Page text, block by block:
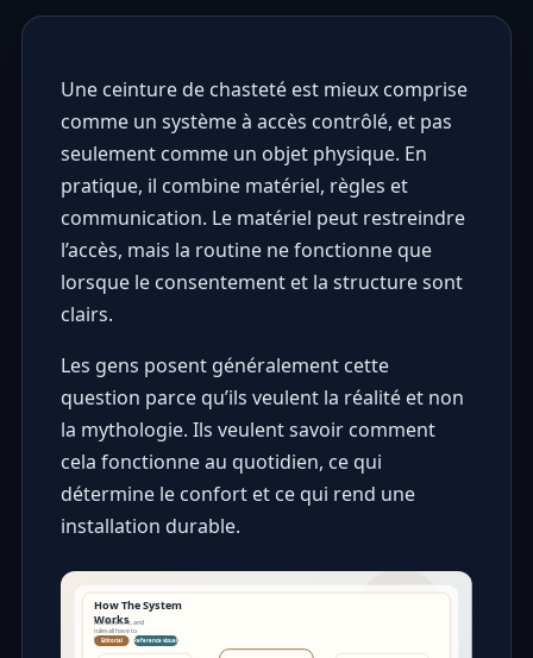
Une ceinture de chasteté est mieux comprise
comme un système à accès contrôlé, et pas
seulement comme un objet physique. En
pratique, il combine matériel, règles et
communication. Le matériel peut restreindre
l’accès, mais la routine ne fonctionne que
lorsque le consentement et la structure sont
clairs.
Les gens posent généralement cette
question parce qu’ils veulent la réalité et non
la mythologie. Ils veulent savoir comment
cela fonctionne au quotidien, ce qui
détermine le confort et ce qui rend une
installation durable.